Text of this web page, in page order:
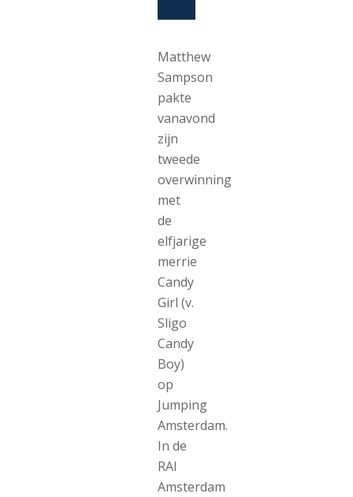
Matthew
Sampson
pakte
vanavond
zijn
tweede
overwinning
met
de
elfjarige
merrie
Candy
Girl (v.
Sligo
Candy
Boy)
op
Jumping
Amsterdam.
In de
RAI
Amsterdam